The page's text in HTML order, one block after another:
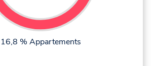
16,8 % Appartements